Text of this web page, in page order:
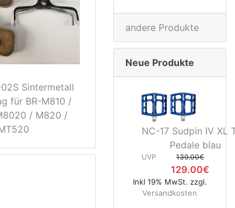
Sintermetall
für BR-M810 /
/ M820 /
andere Produkte
Neue Produkte
NC-17 Sudpin IV XL
Pedale blau
UVP 139.00€
129.00€
Inkl 19% MwSt. zzgl.
Versandkosten